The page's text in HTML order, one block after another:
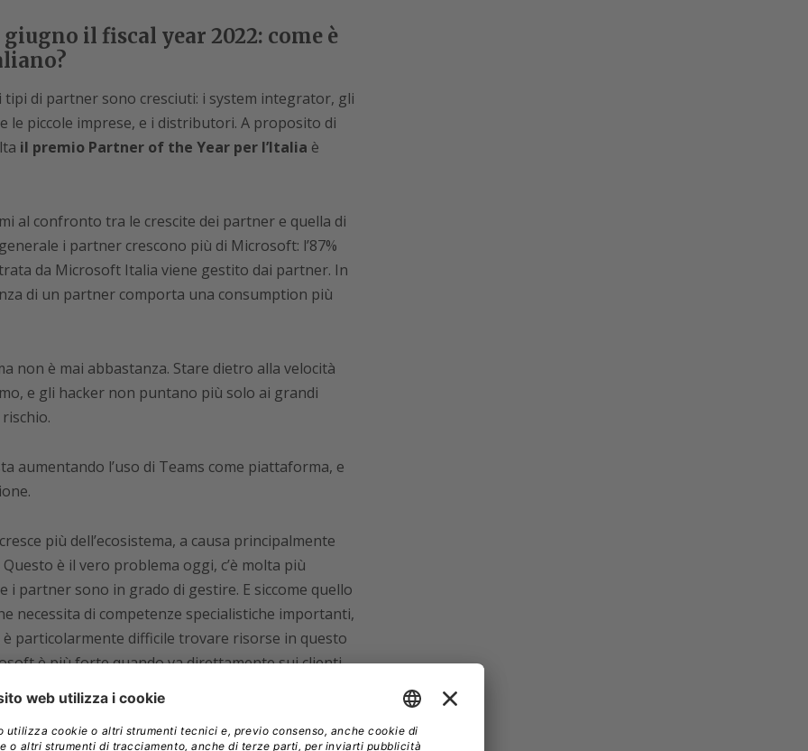
il fiscal year 2022: come è
di partner sono cresciuti: i system integrator, gli
le piccole imprese, e i distributori. A proposito di
il premio Partner of the Year per l’Italia è
al confronto tra le crescite dei partner e quella di
i partner crescono più di Microsoft: l’87%
da Microsoft Italia viene gestito dai partner. In
di un partner comporta una consumption più
non è mai abbastanza. Stare dietro alla velocità
e gli hacker non puntano più solo ai grandi
aumentando l’uso di Teams come piattaforma, e
più dell’ecosistema, a causa principalmente
è il vero problema oggi, c’è molta più
partner sono in grado di gestire. E siccome quello
necessita di competenze specialistiche importanti,
particolarmente difficile trovare risorse in questo
è più forte quando va direttamente sui clienti.
del nuovo Microsoft Cloud